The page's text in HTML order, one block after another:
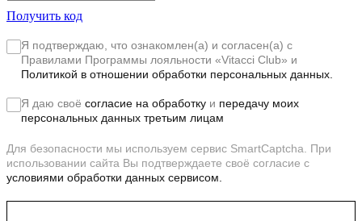
Получить код
Я подтверждаю, что ознакомлен(а) и согласен(а) с
Правилами Программы лояльности «Vitacci Club» и
Политикой в отношении обработки персональных данных.
Я даю своё согласие на обработку и передачу моих
персональных данных третьим лицам
Для безопасности мы используем сервис SmartCaptcha. При
использовании сайта Вы подтверждаете своё согласие с
условиями обработки данных сервисом.